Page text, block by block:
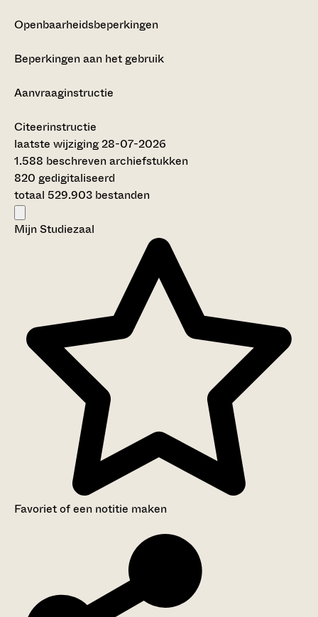
Openbaarheidsbeperkingen
Beperkingen aan het gebruik
Aanvraaginstructie
Citeerinstructie
laatste wijziging 28-07-2026
1.588 beschreven archiefstukken
820 gedigitaliseerd
totaal 529.903 bestanden
Mijn Studiezaal
Favoriet of een notitie maken